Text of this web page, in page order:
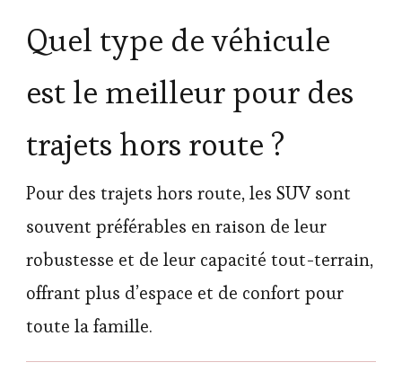
Quel type de véhicule
est le meilleur pour des
trajets hors route ?
Pour des trajets hors route, les SUV sont
souvent préférables en raison de leur
robustesse et de leur capacité tout-terrain,
offrant plus d’espace et de confort pour
toute la famille.